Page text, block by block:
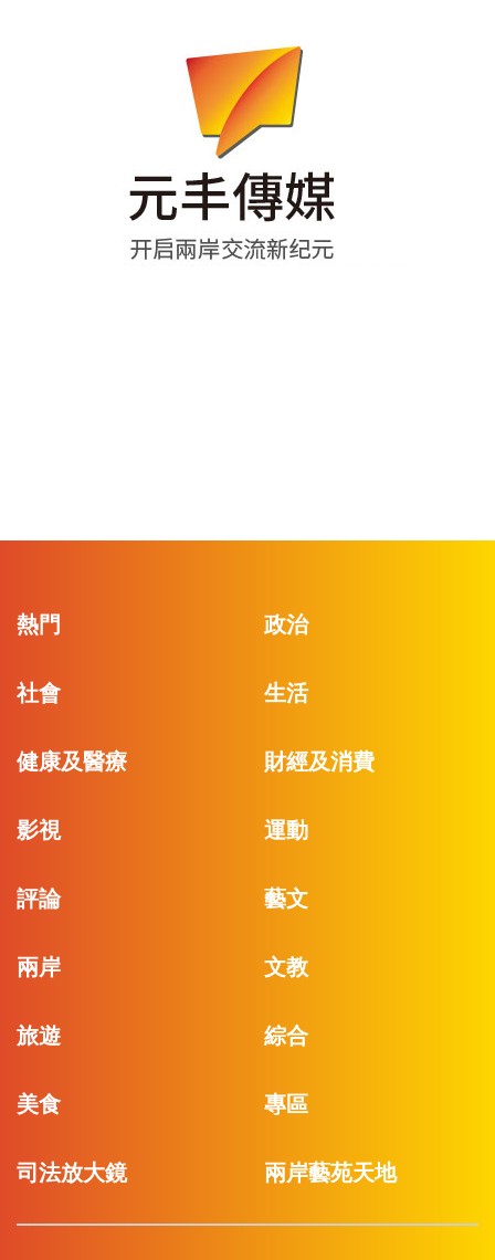
熱門 政治
社會 生活
健康及醫療 財經及消費
影視 運動
評論 藝文
兩岸 文教
旅遊 綜合
美食 專區
司法放大鏡 兩岸藝苑天地